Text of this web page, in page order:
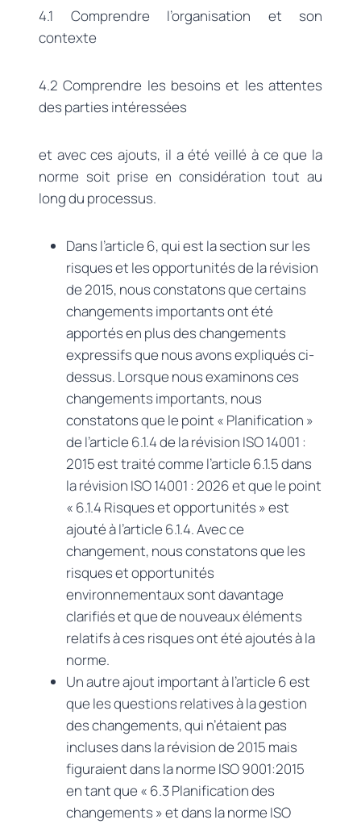
4.1 Comprendre l’organisation et son
contexte
4.2 Comprendre les besoins et les attentes
des parties intéressées
et avec ces ajouts, il a été veillé à ce que la
norme soit prise en considération tout au
long du processus.
Dans l’article 6, qui est la section sur les
risques et les opportunités de la révision
de 2015, nous constatons que certains
changements importants ont été
apportés en plus des changements
expressifs que nous avons expliqués ci-
dessus. Lorsque nous examinons ces
changements importants, nous
constatons que le point « Planification »
de l’article 6.1.4 de la révision ISO 14001 :
2015 est traité comme l’article 6.1.5 dans
la révision ISO 14001 : 2026 et que le point
« 6.1.4 Risques et opportunités » est
ajouté à l’article 6.1.4. Avec ce
changement, nous constatons que les
risques et opportunités
environnementaux sont davantage
clarifiés et que de nouveaux éléments
relatifs à ces risques ont été ajoutés à la
norme.
Un autre ajout important à l’article 6 est
que les questions relatives à la gestion
des changements, qui n’étaient pas
incluses dans la révision de 2015 mais
figuraient dans la norme ISO 9001:2015
en tant que « 6.3 Planification des
changements » et dans la norme ISO